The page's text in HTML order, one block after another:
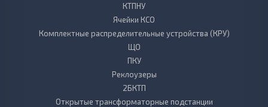
КТПНУ
Ячейки КСО
Комплектные распределительные устройства (КРУ)
ЩО
ПКУ
Реклоузеры
2БКТП
Открытые трансформаторные подстанции